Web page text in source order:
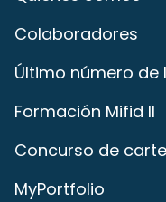
Colaboradores
Último número de
Formación Mifid II
Concurso de
MyPortfolio